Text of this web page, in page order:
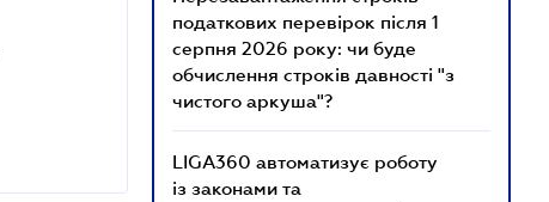
податкових перевірок після 1
серпня 2026 року: чи буде
обчислення строків давності "з
чистого аркуша"?
LIGA360 автоматизує роботу
із законами та